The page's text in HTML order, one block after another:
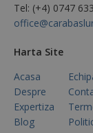
Tel: (+4) 0747
Harta Site
Acasa
Despre
Expertiza
Blog